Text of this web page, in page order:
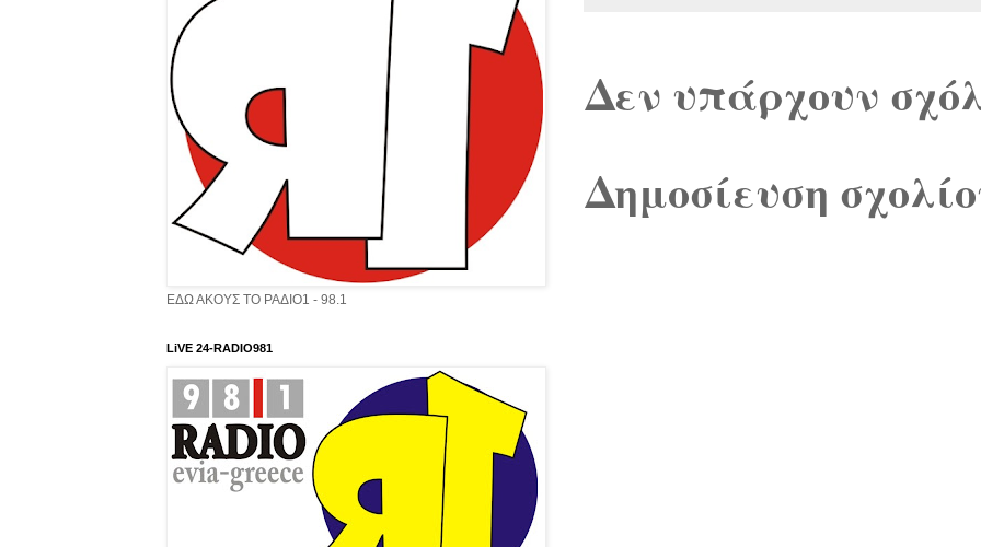
Δεν υπάρχουν
Δημοσίευση
ΕΔΩ ΑΚΟΥΣ ΤΟ ΡΑΔΙΟ1 - 98.1
LiVE 24-RADIO981